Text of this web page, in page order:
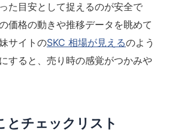
た目安として捉えるのが安全で
価格の動きや推移データを眺めて
サイトのSKC 相場が見えるのよう
すると、売り時の感覚がつかみや
とチェックリスト